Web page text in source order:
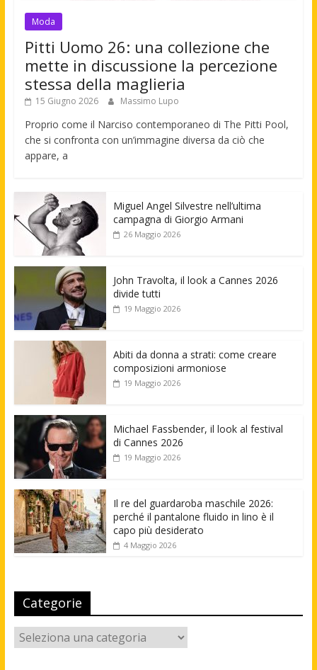
Moda
Pitti Uomo 26: una collezione che
mette in discussione la percezione
stessa della maglieria
15 Giugno 2026 Massimo Lupo
Proprio come il Narciso contemporaneo di The Pitti Pool,
che si confronta con un’immagine diversa da ciò che
appare, a
Miguel Angel Silvestre nell’ultima
campagna di Giorgio Armani
26 Maggio 2026
John Travolta, il look a Cannes 2026
divide tutti
19 Maggio 2026
Abiti da donna a strati: come creare
composizioni armoniose
19 Maggio 2026
Michael Fassbender, il look al festival
di Cannes 2026
19 Maggio 2026
Il re del guardaroba maschile 2026:
perché il pantalone fluido in lino è il
capo più desiderato
4 Maggio 2026
Categorie
Categorie